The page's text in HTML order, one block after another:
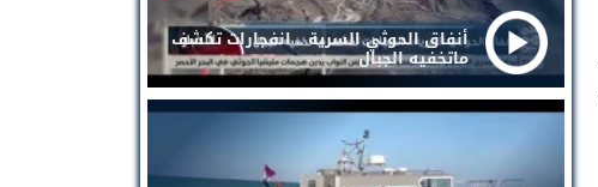
أنفاق الحوثي السرية .. انفجارات تكشف
ماتخفيه الجبال